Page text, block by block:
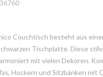
36760
Couchtisch besteht aus
Tischplatte. Diese
mit vielen Dekoren.
Hockern und Sitzbänken mit